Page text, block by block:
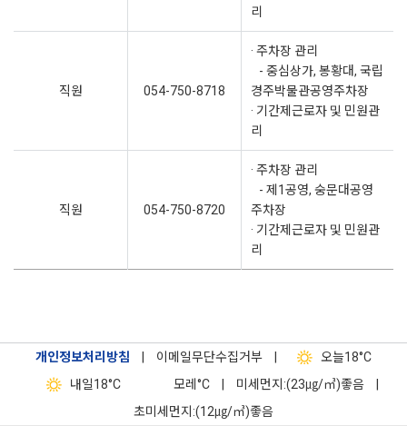
리
직원 054-750-8718
· 주차장 관리
- 중심상가, 봉황대, 국립
경주박물관공영주차장
· 기간제근로자 및 민원관
리
직원 054-750-8720
· 주차장 관리
- 제1공영, 숭문대공영
주차장
· 기간제근로자 및 민원관
리
개인정보처리방침 이메일무단수집거부 오늘18°C
내일18°C 모레 °C 미세먼지:(23㎍/㎥)좋음
초미세먼지:(12㎍/㎥)좋음